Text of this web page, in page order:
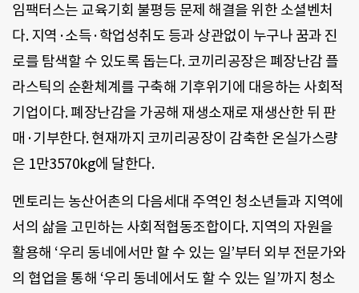
임팩터스는 교육기회 불평등 문제 해결을 위한 소셜벤처
다. 지역·소득·학업성취도 등과 상관없이 누구나 꿈과 진
로를 탐색할 수 있도록 돕는다. 코끼리공장은 폐장난감 플
라스틱의 순환체계를 구축해 기후위기에 대응하는 사회적
기업이다. 폐장난감을 가공해 재생소재로 재생산한 뒤 판
매·기부한다. 현재까지 코끼리공장이 감축한 온실가스량
은 1만3570kg에 달한다.
멘토리는 농산어촌의 다음세대 주역인 청소년들과 지역에
서의 삶을 고민하는 사회적협동조합이다. 지역의 자원을
활용해 ‘우리 동네에서만 할 수 있는 일’부터 외부 전문가와
의 협업을 통해 ‘우리 동네에서도 할 수 있는 일’까지 청소